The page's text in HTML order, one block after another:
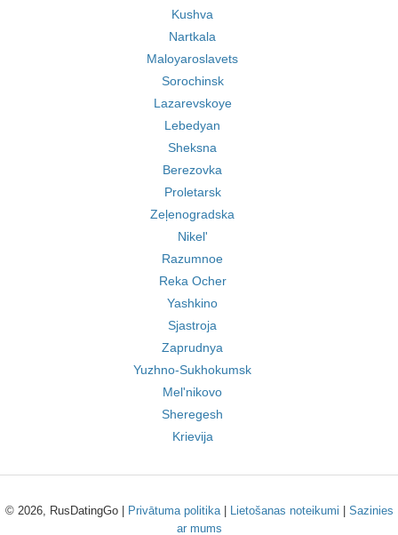
Kushva
Nartkala
Maloyaroslavets
Sorochinsk
Lazarevskoye
Lebedyan
Sheksna
Berezovka
Proletarsk
Zeļenogradska
Nikel'
Razumnoe
Reka Ocher
Yashkino
Sjastroja
Zaprudnya
Yuzhno-Sukhokumsk
Mel'nikovo
Sheregesh
Krievija
© 2026, RusDatingGo | Privātuma politika| Lietošanas noteikumi
Sazinies
ar mums